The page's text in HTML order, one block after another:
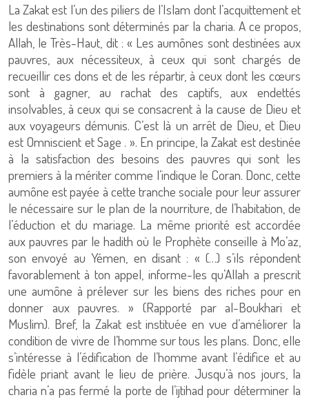
La Zakat est l’un des piliers de l’Islam dont l’acquittement et
les destinations sont déterminés par la charia. A ce propos,
Allah, le Très-Haut, dit : « Les aumônes sont destinées aux
pauvres, aux nécessiteux, à ceux qui sont chargés de
recueillir ces dons et de les répartir, à ceux dont les cœurs
sont à gagner, au rachat des captifs, aux endettés
insolvables, à ceux qui se consacrent à la cause de Dieu et
aux voyageurs démunis. C’est là un arrêt de Dieu, et Dieu
est Omniscient et Sage . ». En principe, la Zakat est destinée
à la satisfaction des besoins des pauvres qui sont les
premiers à la mériter comme l’indique le Coran. Donc, cette
aumône est payée à cette tranche sociale pour leur assurer
le nécessaire sur le plan de la nourriture, de l’habitation, de
l’éduction et du mariage. La même priorité est accordée
aux pauvres par le hadith où le Prophète conseille à Mo’az,
son envoyé au Yémen, en disant : « (…) s’ils répondent
favorablement à ton appel, informe-les qu’Allah a prescrit
une aumône à prélever sur les biens des riches pour en
donner aux pauvres. » (Rapporté par al-Boukhari et
Muslim). Bref, la Zakat est instituée en vue d’améliorer la
condition de vivre de l’homme sur tous les plans. Donc, elle
s’intéresse à l’édification de l’homme avant l’édifice et au
fidèle priant avant le lieu de prière. Jusqu’à nos jours, la
charia n’a pas fermé la porte de l’ijtihad pour déterminer la